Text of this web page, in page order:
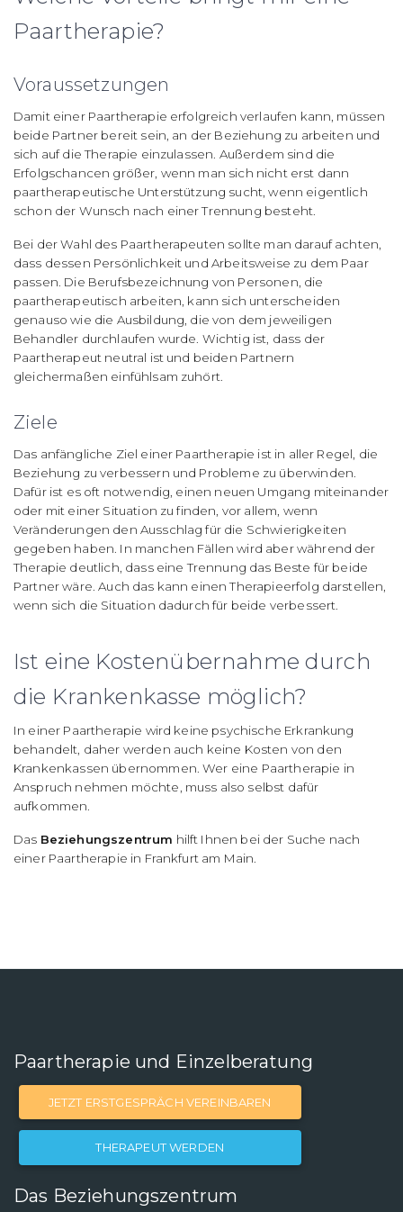
Paartherapie?
Voraussetzungen
Damit einer Paartherapie erfolgreich verlaufen kann, müssen
beide Partner bereit sein, an der Beziehung zu arbeiten und
sich auf die Therapie einzulassen. Außerdem sind die
Erfolgschancen größer, wenn man sich nicht erst dann
paartherapeutische Unterstützung sucht, wenn eigentlich
schon der Wunsch nach einer Trennung besteht.
Bei der Wahl des Paartherapeuten sollte man darauf achten,
dass dessen Persönlichkeit und Arbeitsweise zu dem Paar
passen. Die Berufsbezeichnung von Personen, die
paartherapeutisch arbeiten, kann sich unterscheiden
genauso wie die Ausbildung, die von dem jeweiligen
Behandler durchlaufen wurde. Wichtig ist, dass der
Paartherapeut neutral ist und beiden Partnern
gleichermaßen einfühlsam zuhört.
Ziele
Das anfängliche Ziel einer Paartherapie ist in aller Regel, die
Beziehung zu verbessern und Probleme zu überwinden.
Dafür ist es oft notwendig, einen neuen Umgang miteinander
oder mit einer Situation zu finden, vor allem, wenn
Veränderungen den Ausschlag für die Schwierigkeiten
gegeben haben. In manchen Fällen wird aber während der
Therapie deutlich, dass eine Trennung das Beste für beide
Partner wäre. Auch das kann einen Therapieerfolg darstellen,
wenn sich die Situation dadurch für beide verbessert.
Ist eine Kostenübernahme durch
die Krankenkasse möglich?
In einer Paartherapie wird keine psychische Erkrankung
behandelt, daher werden auch keine Kosten von den
Krankenkassen übernommen. Wer eine Paartherapie in
Anspruch nehmen möchte, muss also selbst dafür
aufkommen.
Das Beziehungszentrum hilft Ihnen bei der Suche nach
einer Paartherapie in Frankfurt am Main.
Paartherapie und Einzelberatung
JETZT ERSTGESPRÄCH VEREINBAREN
THERAPEUT WERDEN
Das Beziehungszentrum